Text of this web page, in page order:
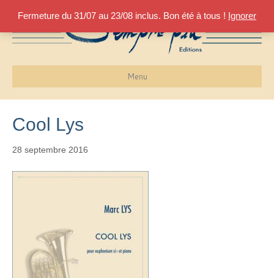
Fermeture du 31/07 au 23/08 inclus. Bon été à tous ! Ignorer
Menu
Cool Lys
28 septembre 2016